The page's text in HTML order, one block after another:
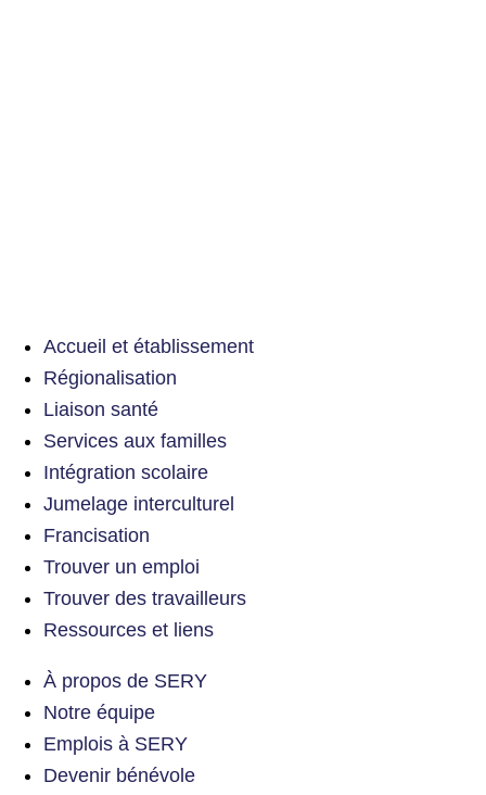
Accueil et établissement
Régionalisation
Liaison santé
Services aux familles
Intégration scolaire
Jumelage interculturel
Francisation
Trouver un emploi
Trouver des travailleurs
Ressources et liens
À propos de SERY
Notre équipe
Emplois à SERY
Devenir bénévole